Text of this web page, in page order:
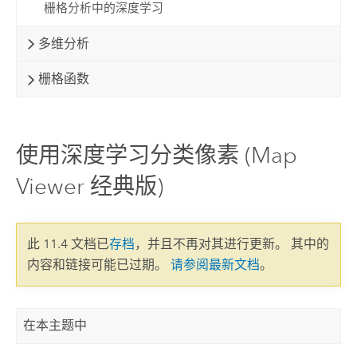
栅格分析中的深度学习
多维分析
栅格函数
使用深度学习分类像素 (Map
Viewer 经典版)
此 11.4 文档已存档，并且不再对其进行更新。 其中的
内容和链接可能已过期。 请参阅最新文档。
在本主题中